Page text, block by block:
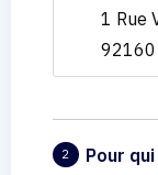
1 Rue
92160
2 Pour